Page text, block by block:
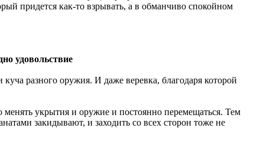
придется как-то взрывать, а в обманчиво спокойном
удовольствие
разного оружия. И даже веревка, благодаря которой
укрытия и оружие и постоянно перемещаться. Тем
закидывают, и заходить со всех сторон тоже не